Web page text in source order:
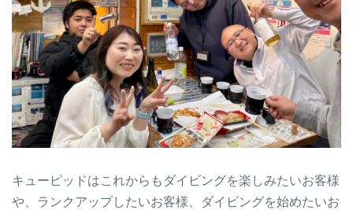
キューピッドはこれからもダイビングを楽しみたいお客様
や、ランクアップしたいお客様、ダイビングを始めたいお